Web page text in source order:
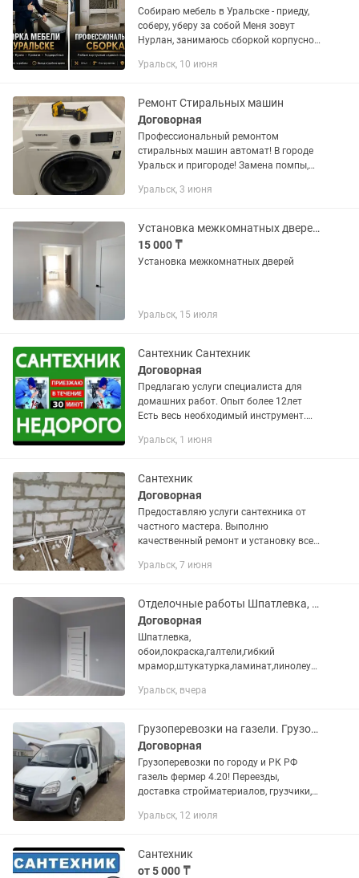
Собираю мебель в Уральске - приеду,
соберу, уберу за собой Меня зовут
Нурлан, занимаюсь сборкой корпусной
профессиональным инструментом,
Уральск, 10 июня
Ремонт Стиральных машин
Договорная
Профессиональный ремонтом
стиральных машин автомат! В городе
Уральск и пригороде! Замена помпы,
модуля управления. Устранение течи.
Уральск, 3 июня
Установка межкомнатных дверей.
15 000 ₸
Установка межкомнатных дверей
Уральск, 15 июля
Сантехник Сантехник
Договорная
Предлагаю услуги специалиста для
домашних работ. Опыт более 12лет
Есть весь необходимый инструмент.
дому! ЭЛЕКТРОМОНТАЖНЫЕ работы,
Уральск, 1 июня
Сантехник
Договорная
Предоставляю услуги сантехника от
частного мастера. Выполню
качественный ремонт и установку всех
оборудования: унитазов, ванн,
труб и...
Уральск, 7 июня
Отделочные работы Шпатлевка, обои,покраска
Договорная
Шпатлевка,
обои,покраска,галтели,гибкий
мрамор,штукатурка,ламинат,линолеум
Уральск, вчера
Грузоперевозки на газели. Грузодоставка. Услуга газели. Газель по городу.
Договорная
Грузоперевозки по городу и РК РФ
газель фермер 4.20! Переезды,
доставка стройматериалов, грузчики,
Ваш груз- наша забота!
Уральск, 12 июля
Сантехник
от 5 000 ₸